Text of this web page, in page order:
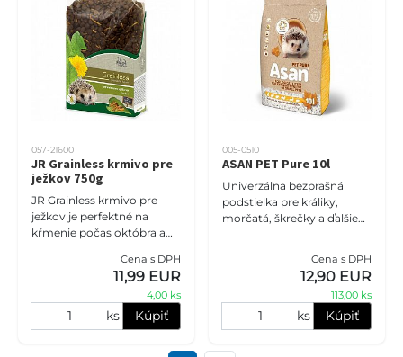
057-21600
JR Grainless krmivo pre
ježkov 750g
JR Grainless krmivo pre
ježkov je perfektné na
kŕmenie počas októbra a
obilnín a neobsahuje
ovocie ani orechy.
Cena s DPH
11,99 EUR
4,00 ks
ks Kúpiť
005-0510
ASAN PET Pure 10l
Univerzálna bezprašná
podstielka pre králiky,
morčatá, škrečky a ďalšie
chov s dôrazom na čistotu,
Cena s DPH
12,90 EUR
113,00 ks
ks Kúpiť